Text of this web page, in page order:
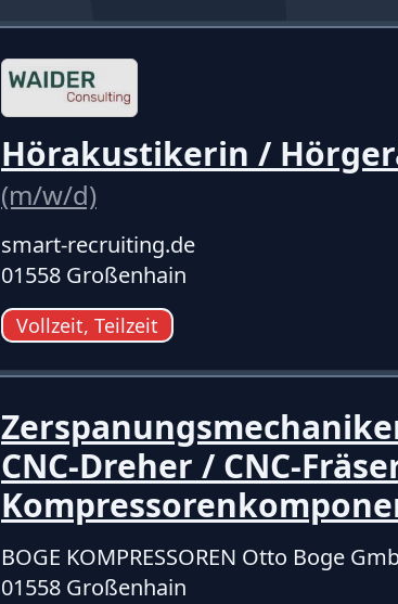
Hörakustikerin /
(m/w/d)
smart-recruiting.de
01558 Großenhain
Vollzeit, Teilzeit
CNC-Dreher / CNC-
BOGE KOMPRESSOREN Otto Boge
01558 Großenhain